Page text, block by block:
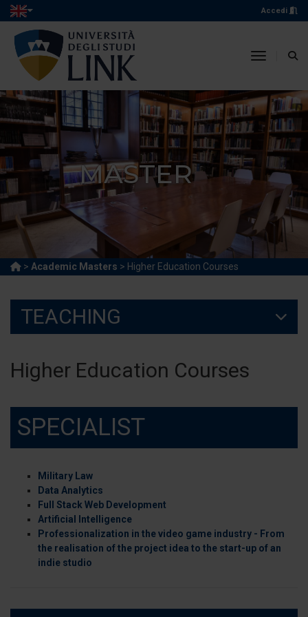
Accedi
toggle
MASTER
> Academic Masters > Higher Education Courses
TEACHING
Higher Education Courses
SPECIALIST
Military Law
Data Analytics
Full Stack Web Development
Artificial Intelligence
Professionalization in the video game industry - From
the realisation of the project idea to the start-up of an
indie studio